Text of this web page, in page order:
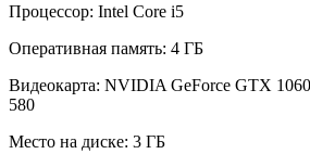
Процессор: Intel Core i5
Оперативная память: 4 ГБ
Видеокарта: NVIDIA GeForce GTX
580
Место на диске: 3 ГБ